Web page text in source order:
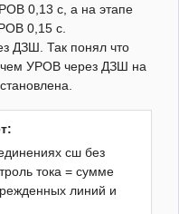
0,13 с, а на этапе
0,15 с.
ДЗШ. Так понял что
чем УРОВ через ДЗШ на
сш без
тока = сумме
линий и